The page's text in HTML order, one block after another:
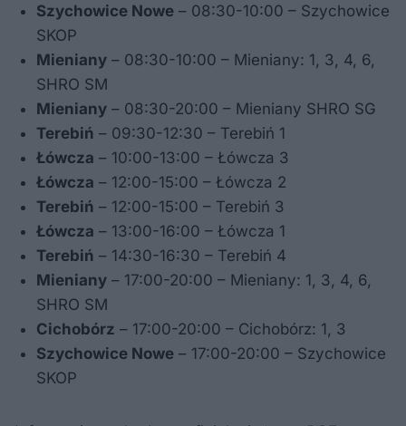
Szychowice Nowe – 08:30-10:00 – Szychowice
SKOP
Mieniany – 08:30-10:00 – Mieniany: 1, 3, 4, 6,
SHRO SM
Mieniany – 08:30-20:00 – Mieniany SHRO SG
Terebiń – 09:30-12:30 – Terebiń 1
Łówcza – 10:00-13:00 – Łówcza 3
Łówcza – 12:00-15:00 – Łówcza 2
Terebiń – 12:00-15:00 – Terebiń 3
Łówcza – 13:00-16:00 – Łówcza 1
Terebiń – 14:30-16:30 – Terebiń 4
Mieniany – 17:00-20:00 – Mieniany: 1, 3, 4, 6,
SHRO SM
Cichobórz – 17:00-20:00 – Cichobórz: 1, 3
Szychowice Nowe – 17:00-20:00 – Szychowice
SKOP